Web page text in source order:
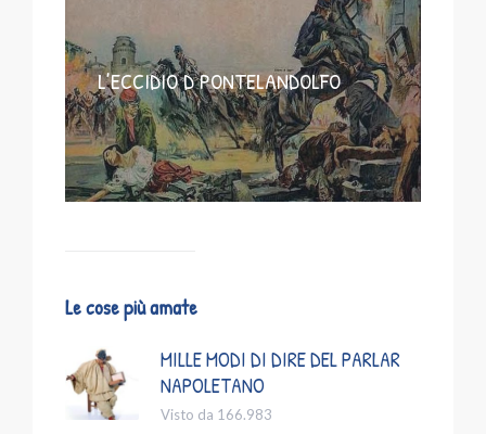
L’ECCIDIO D PONTELANDOLFO
Le cose più amate
MILLE MODI DI DIRE DEL PARLAR
NAPOLETANO
Visto da 166.983